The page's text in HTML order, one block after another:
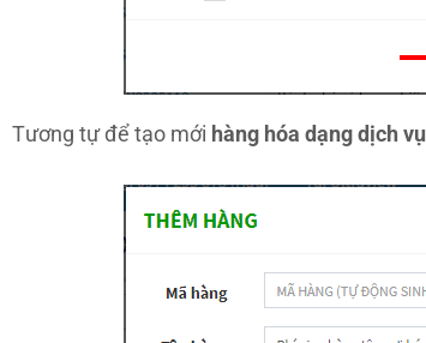
Tương tự để tạo mới hàng hóa dạng dịch vụ